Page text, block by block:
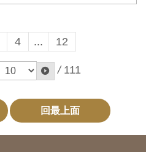
4 ... 12
/ 111
回最上面